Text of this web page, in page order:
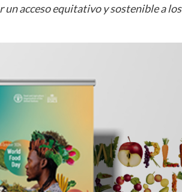
acceso equitativo y sostenible a los